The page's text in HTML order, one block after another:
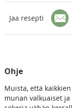
Jaa resepti
Ohje
Muista, että
munan valkuaiset